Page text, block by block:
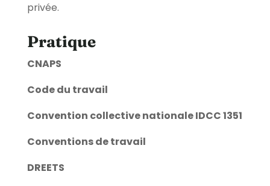
privée.
Pratique
CNAPS
Code du travail
Convention collective nationale IDCC 1351
Conventions de travail
DREETS